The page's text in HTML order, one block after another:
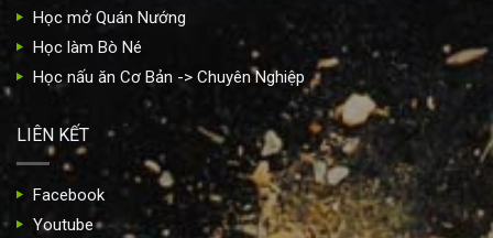
Học mở Quán Nướng
Học làm Bò Né
Học nấu ăn Cơ Bản -> Chuyên Nghiệp
LIÊN KẾT
Facebook
Youtube